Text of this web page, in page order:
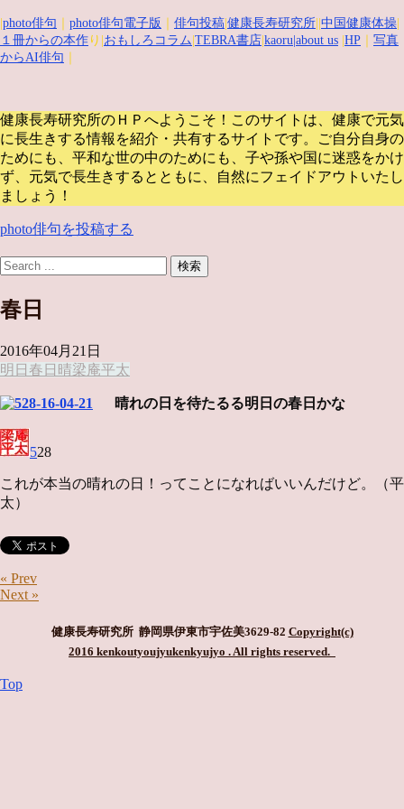
photo俳句 photo俳句電子版 俳句投稿 健康長寿研究所 中国健康体操
１冊からの本作 り| おもしろコラム TEBRA書店 kaoru |about us HP
写真
からAI俳句
健康長寿研究所のＨＰへようこそ！このサイトは、健康で元気
に長生きする情報を紹介・共有するサイトです。
ご自分自身の
ためにも、平和な世の中のためにも、子や孫や国に迷惑をかけ
ず、元気で長生きするとともに、自然にフェイドアウトいたし
ましょう！
photo俳句を投稿する
春日
2016年04月21日
明日 春日 晴梁庵平太
晴れの日を待たるる明日の春日かな
528
これが本当の晴れの日！ってことになればいいんだけど。（平
太）
« Prev
Next »
健康長寿研究所 静岡県伊東市宇佐美3629-82 Copyright(c)
2016 kenkoutyoujyukenkyujyo . All rights reserved.
Top